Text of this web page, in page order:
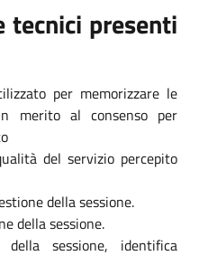
tecnici presenti
per memorizzare le
merito al consenso per
del servizio percepito
della sessione.
della sessione.
sessione, identifica